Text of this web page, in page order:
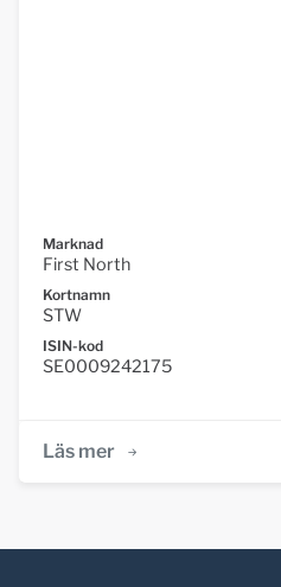
Marknad
First North
Kortnamn
STW
ISIN-kod
SE0009242175
Läs mer